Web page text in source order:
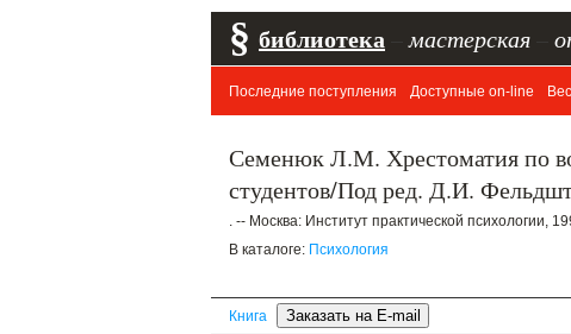
§ библиотека мастерская
Последние поступления Доступные on-line
Семенюк Л.М. Хрестоматия по
студентов/Под ред. Д.И.
. -- Москва: Институт практической психологии,
В каталоге: Психология
Книга